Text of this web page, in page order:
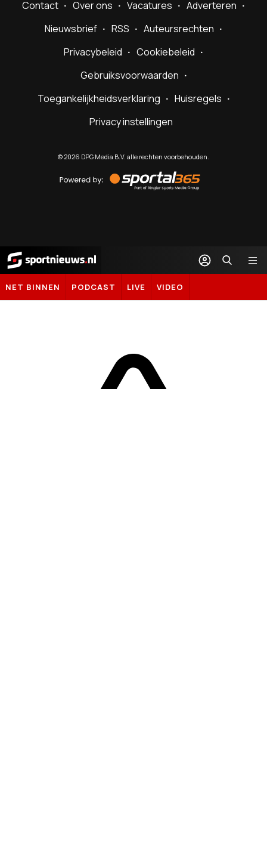
Contact Over ons Vacatures
Adverteren
Nieuwsbrief
RSS
Auteursrechten
Privacybeleid
Cookiebeleid
Gebruiksvoorwaarden
Toegankelijkheidsverklaring
Huisregels
Privacy instellingen
©2026 DPG Media B.V. alle rechten voorbehouden.
by
Sportal365
Sportnieuws.nl
NET BINNEN PODCAST LIVE VIDEO